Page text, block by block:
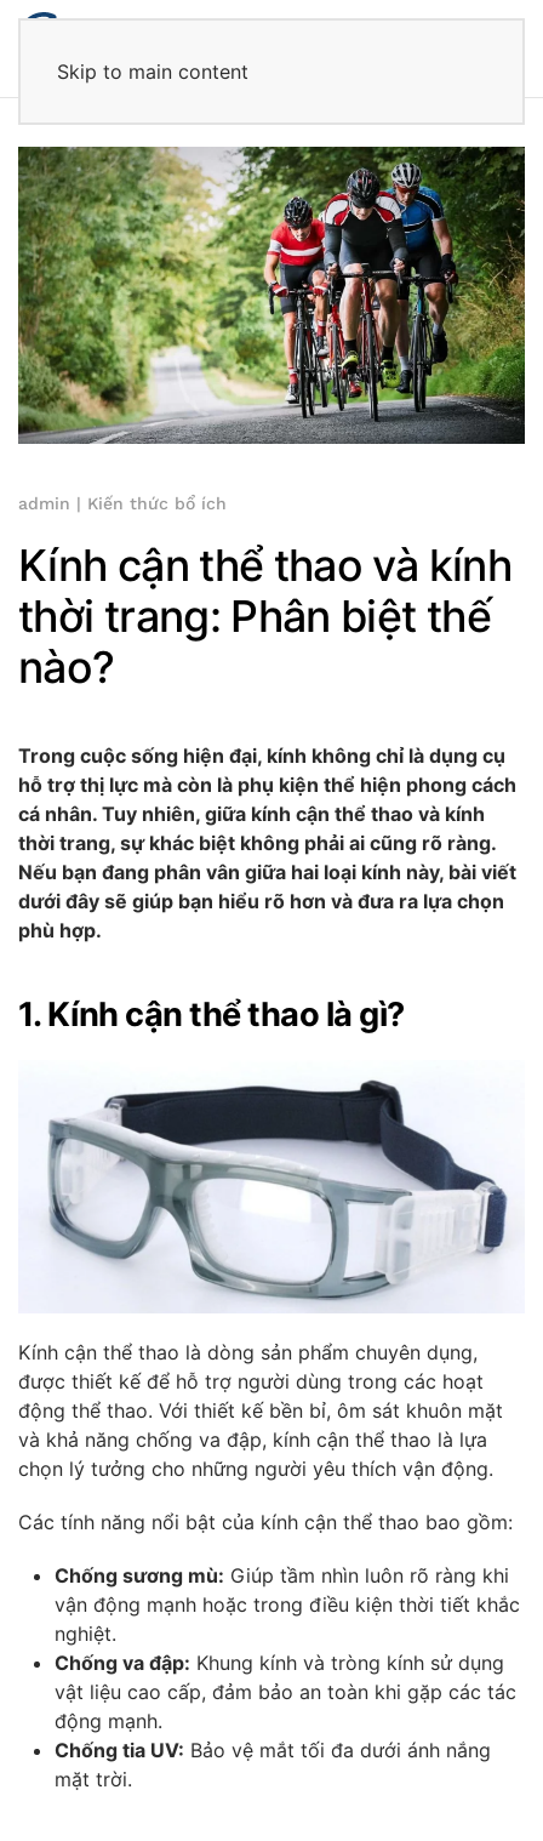
Skip to main content
admin | Kiến thức bổ ích
Kính cận thể thao và kính
thời trang: Phân biệt thế
nào?
Trong cuộc sống hiện đại, kính không chỉ là dụng cụ
hỗ trợ thị lực mà còn là phụ kiện thể hiện phong cách
cá nhân. Tuy nhiên, giữa kính cận thể thao và kính
thời trang, sự khác biệt không phải ai cũng rõ ràng.
Nếu bạn đang phân vân giữa hai loại kính này, bài viết
dưới đây sẽ giúp bạn hiểu rõ hơn và đưa ra lựa chọn
phù hợp.
1. Kính cận thể thao là gì?
Kính cận thể thao là dòng sản phẩm chuyên dụng,
được thiết kế để hỗ trợ người dùng trong các hoạt
động thể thao. Với thiết kế bền bỉ, ôm sát khuôn mặt
và khả năng chống va đập, kính cận thể thao là lựa
chọn lý tưởng cho những người yêu thích vận động.
Các tính năng nổi bật của kính cận thể thao bao gồm:
Chống sương mù: Giúp tầm nhìn luôn rõ ràng khi
vận động mạnh hoặc trong điều kiện thời tiết khắc
nghiệt.
Chống va đập: Khung kính và tròng kính sử dụng
vật liệu cao cấp, đảm bảo an toàn khi gặp các tác
động mạnh.
Chống tia UV: Bảo vệ mắt tối đa dưới ánh nắng
mặt trời.